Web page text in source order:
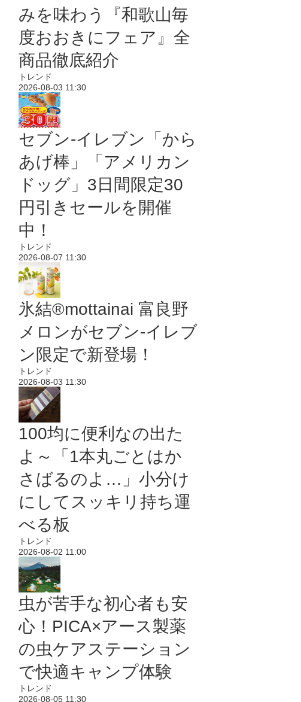
みを味わう『和歌山毎
度おおきにフェア』全
商品徹底紹介
トレンド
2026-08-03 11:30
セブン‐イレブン「から
あげ棒」「アメリカン
ドッグ」3日間限定30
円引きセールを開催
中！
トレンド
2026-08-07 11:30
氷結®mottainai 富良野
メロンがセブン‐イレブ
ン限定で新登場！
トレンド
2026-08-03 11:30
100均に便利なの出た
よ～「1本丸ごとはか
さばるのよ…」小分け
にしてスッキリ持ち運
べる板
トレンド
2026-08-02 11:00
虫が苦手な初心者も安
心！PICA×アース製薬
の虫ケアステーション
で快適キャンプ体験
トレンド
2026-08-05 11:30